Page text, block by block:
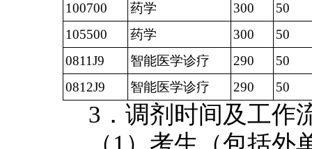
100700
药学 300
50
105500
药学 300
50
0811J9
智能医学诊疗 290
50
0812J9
智能医学诊疗 290 50
3．调剂时间及工作